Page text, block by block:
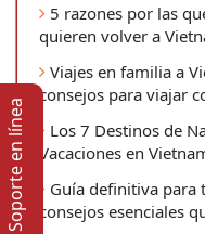
5 razones por las
quieren volver a
Viajes en familia a
consejos para viajar
Los 7 Destinos de
Vacaciones en
Guía definitiva para
consejos esenciales
Soporte en lí­nea